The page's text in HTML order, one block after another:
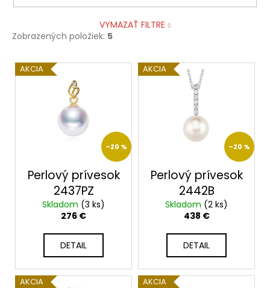
VYMAZAŤ FILTRE
Zobrazených položiek: 5
V
ý
v
AKCIA
–20 %
Perlový prívesok
2437PZ
Skladom (3 ks)
276 €
DETAIL
AKCIA
–20 %
Perlový prívesok
2442B
Skladom (2 ks)
438 €
DETAIL
AKCIA AKCIA